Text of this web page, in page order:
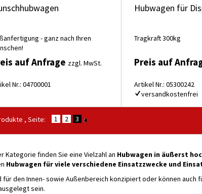
- ganz nach Ihren
auf Anfrage zzgl. MwSt.
Nr.: 04700001
Hubwagen für
Tragkraft 300kg
Preis auf
Artikel Nr.: 05300242
versandkostenfrei
, Seite: 1 2 3
Kategorie finden Sie eine Vielzahl an Hubwagen in äußerst
Hubwagen für viele verschiedene Einsatzzwecke und
für den Innen- sowie Außenbereich konzipiert oder können auch
sein.